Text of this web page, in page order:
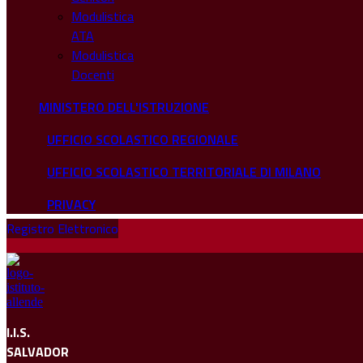
Modulistica
ATA
Modulistica
Docenti
MINISTERO DELL'ISTRUZIONE
UFFICIO SCOLASTICO REGIONALE
UFFICIO SCOLASTICO TERRITORIALE DI MILANO
PRIVACY
Registro Elettronico
I.I.S.
SALVADOR